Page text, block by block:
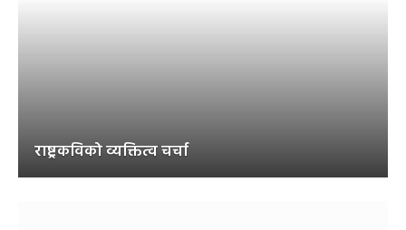
राष्ट्रकविको व्यक्तित्व चर्चा